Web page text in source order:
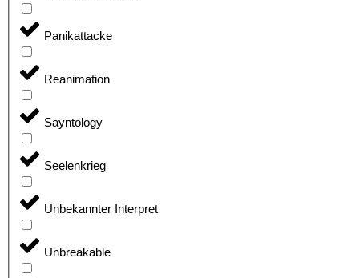
Panikattacke
Reanimation
Sayntology
Seelenkrieg
Unbekannter Interpret
Unbreakable